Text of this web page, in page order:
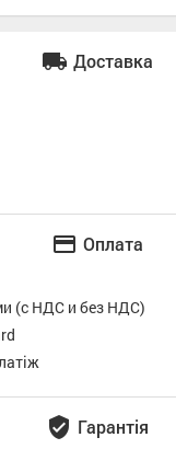
local_shipping Доставка
credit_card Оплата
(с НДС и без НДС)
verified_user Гарантія